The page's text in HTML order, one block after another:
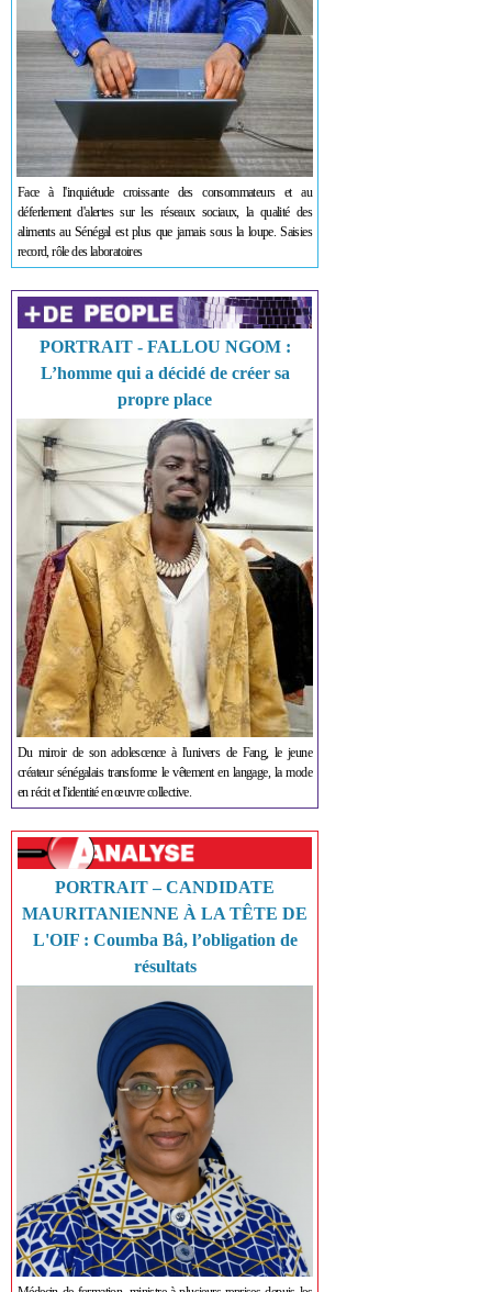
Face à l'inquiétude croissante des consommateurs et au
déferlement d'alertes sur les réseaux sociaux, la qualité des
aliments au Sénégal est plus que jamais sous la loupe. Saisies
record, rôle des laboratoires
PORTRAIT - FALLOU NGOM :
L’homme qui a décidé de créer sa
propre place
Du miroir de son adolescence à l'univers de Fang, le jeune
créateur sénégalais transforme le vêtement en langage, la mode
en récit et l'identité en œuvre collective.
PORTRAIT – CANDIDATE
MAURITANIENNE À LA TÊTE DE
L'OIF : Coumba Bâ, l’obligation de
résultats